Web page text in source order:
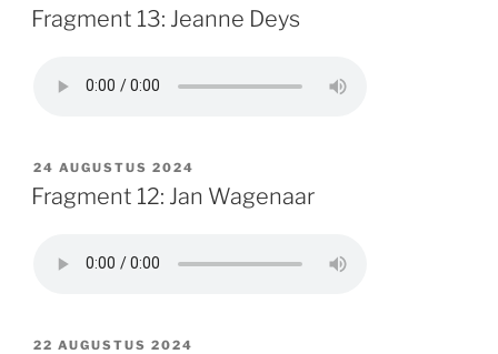
OP
Fragment 13: Jeanne Deys
GEPLAATST
OP
24 AUGUSTUS 2024
Fragment 12: Jan Wagenaar
GEPLAATST
22 AUGUSTUS 2024